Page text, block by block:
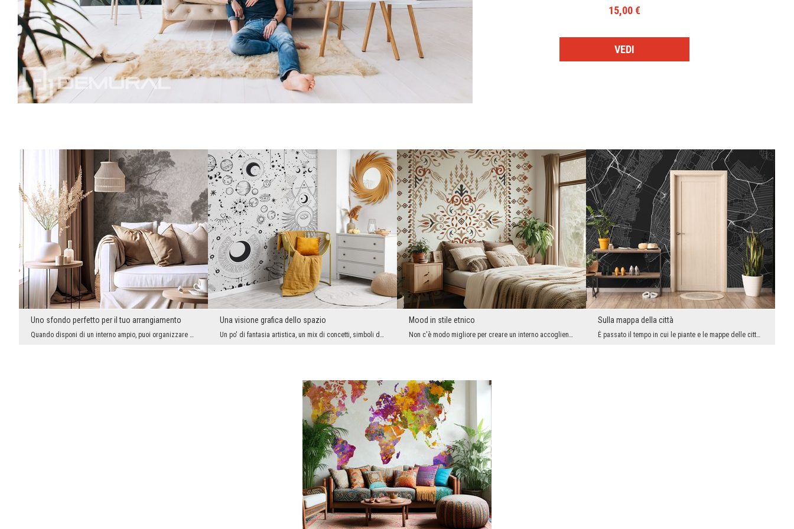
15,00 €
VEDI
Uno sfondo perfetto per il tuo arrangiamento
Quando disponi di un interno ampio, puoi organizzare decorazioni murali su larga scala. In questo...
Una visione grafica dello spazio
Un po' di fantasia artistica, un mix di concetti, simboli di varia provenienza, insomma una varia...
Mood in stile etnico
Non c'è modo migliore per creare un interno accogliente dove potersi rilassare beatamente che app...
Sulla mappa della città
È passato il tempo in cui le piante e le mappe delle città avevano solo un ruolo utilitaristico e...